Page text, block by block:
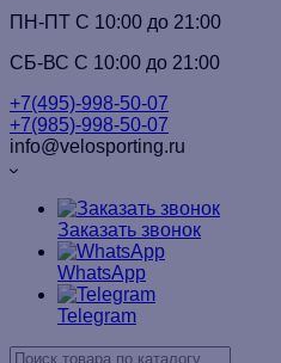
ПН-ПТ C 10:00 до 21:00
СБ-ВС С 10:00 до 21:00
+7(495)-998-50-07
+7(985)-998-50-07
info@velosporting.ru
Заказать звонок
WhatsApp
Telegram